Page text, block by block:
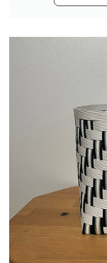
「体験バスケット」
トから選んでいただき
基礎作品５個を作り
（色の種類が多いの
の小さいカゴです（
私の作品の中からお
ズ、形などのご希望
て楽しいカゴを基礎
講師コメン